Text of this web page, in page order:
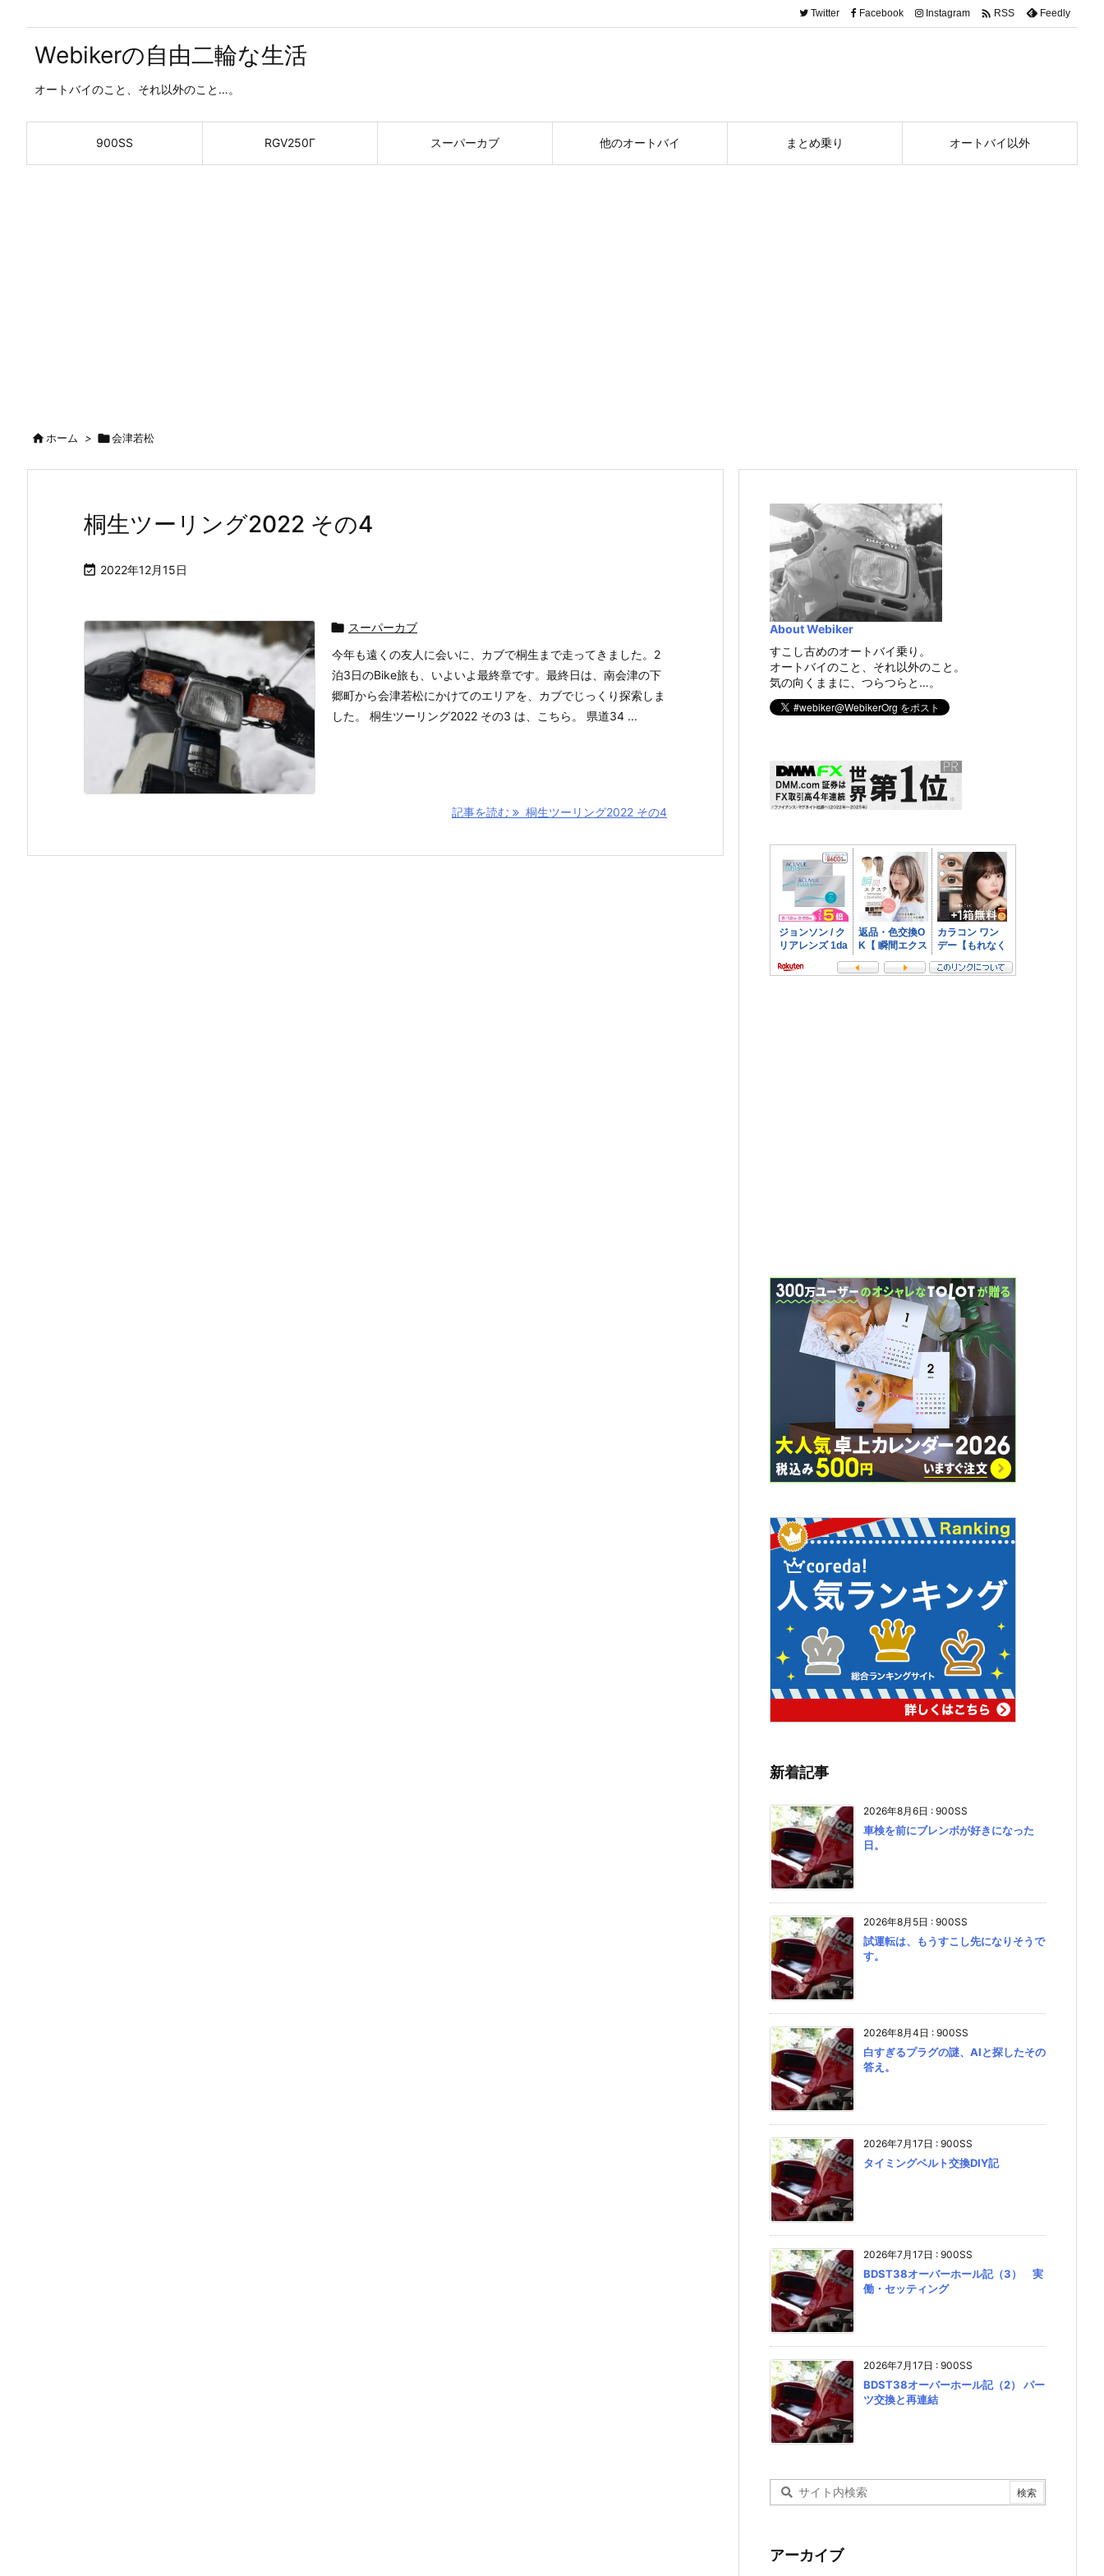
Webikerの自由二輪な生活
オートバイのこと、それ以外のこと…。
900SS RGV250Γ スーパーカブ 他のオートバイ まとめ乗り オートバイ以外
Twitter Facebook Instagram  RSS Feedly
ホーム > 会津若松
桐生ツーリング2022 その4
 2022年12月15日
 スーパーカブ
今年も遠くの友人に会いに、カブで桐生まで走ってきました。2
泊3日のBike旅も、いよいよ最終章です。最終日は、南会津の下
郷町から会津若松にかけてのエリアを、カブでじっくり探索しま
した。 桐生ツーリング2022 その3 は、こちら。 県道34 ...
記事を読む 桐生ツーリング2022 その4
About Webiker
すこし古めのオートバイ乗り。
オートバイのこと、それ以外のこと。
気の向くままに、つらつらと…。
新着記事
2026年8月6日 : 900SS
車検を前にブレンボが好きになった
日。
2026年8月5日 : 900SS
試運転は、もうすこし先になりそうで
す。
2026年8月4日 : 900SS
白すぎるプラグの謎、AIと探したその
答え。
2026年7月17日 : 900SS
タイミングベルト交換DIY記
2026年7月17日 : 900SS
BDST38オーバーホール記（3） 実
働・セッティング
2026年7月17日 : 900SS
BDST38オーバーホール記（2） パー
ツ交換と再連結
アーカイブ